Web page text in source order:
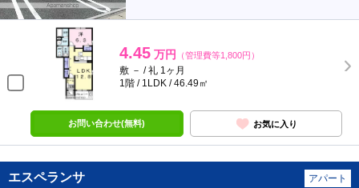
4.45 万円 （管理費等1,800円）
敷 － / 礼 1ヶ月
1階 / 1LDK / 46.49㎡
お問い合わせ(無料) お気に入り
エスペランサ アパート